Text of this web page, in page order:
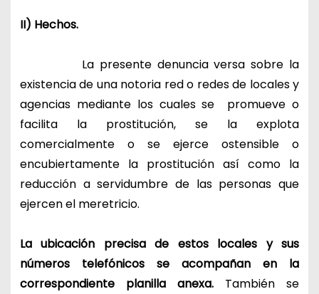
II) Hechos.
La presente denuncia versa sobre la
existencia de una notoria red o redes de locales y
agencias mediante los cuales se promueve o
facilita la prostitución, se la explota
comercialmente o se ejerce ostensible o
encubiertamente la prostitución así como la
reducción a servidumbre de las personas que
ejercen el meretricio.
La ubicación precisa de estos locales y sus
números telefónicos se acompañan en la
correspondiente planilla anexa. También se